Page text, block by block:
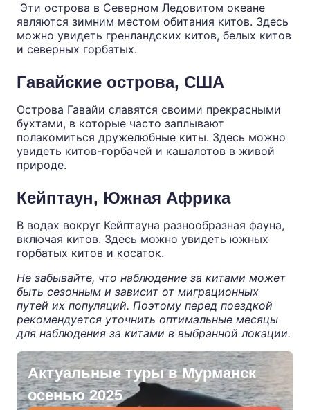
Эти острова в Северном Ледовитом океане
являются зимним местом обитания китов. Здесь
можно увидеть гренландских китов, белых китов
и северных горбатых.
Гавайские острова, США
Острова Гавайи славятся своими прекрасными
бухтами, в которые часто заплывают
полакомиться дружелюбные киты. Здесь можно
увидеть китов-горбачей и кашалотов в живой
природе.
Кейптаун, Южная Африка
В водах вокруг Кейптауна разнообразная фауна,
включая китов. Здесь можно увидеть южных
горбатых китов и косаток.
Не забывайте, что наблюдение за китами может
быть сезонным и зависит от миграционных
путей их популяций. Поэтому перед поездкой
рекомендуется уточнить оптимальные месяцы
для наблюдения за китами в выбранной локации.
Актуальные туры в Мурманск
осенью 2025